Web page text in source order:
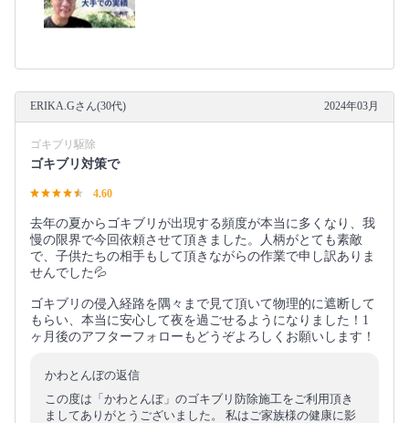
ERIKA.Gさん(30代) 2024年03月
ゴキブリ駆除
ゴキブリ対策で
4.60
去年の夏からゴキブリが出現する頻度が本当に多くなり、我
慢の限界で今回依頼させて頂きました。人柄がとても素敵
で、子供たちの相手もして頂きながらの作業で申し訳ありま
せんでした💦
ゴキブリの侵入経路を隅々まで見て頂いて物理的に遮断して
もらい、本当に安心して夜を過ごせるようになりました！1
ヶ月後のアフターフォローもどうぞよろしくお願いします！
かわとんぼの返信
この度は「かわとんぼ」のゴキブリ防除施工をご利用頂き
ましてありがとうございました。 私はご家族様の健康に影